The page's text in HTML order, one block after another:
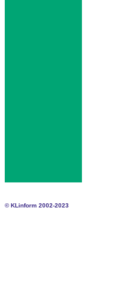
© KLinform 2002-2023